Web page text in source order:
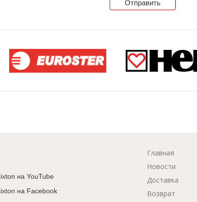
Отправить
на YouTube
на Facebook
Главная
Новости
Доставка
Возврат